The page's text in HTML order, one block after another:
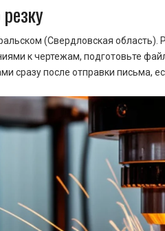
(Свердловская область).
к чертежам, подготовьте
сразу после отправки письма,